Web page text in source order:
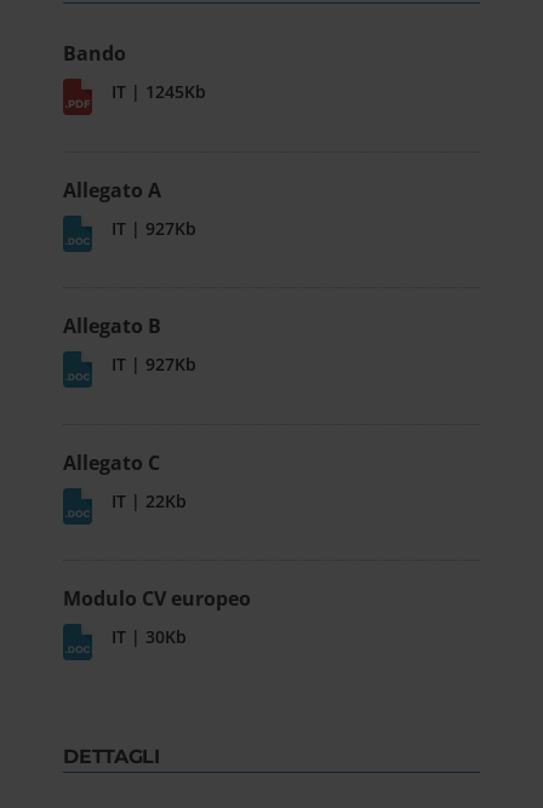
Bando
IT | 1245Kb
Allegato A
IT | 927Kb
Allegato B
IT | 927Kb
Allegato C
IT | 22Kb
Modulo CV europeo
IT | 30Kb
DETTAGLI